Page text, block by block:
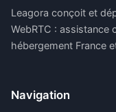
Leagora conçoit et
WebRTC : assistance
hébergement France
Navigation